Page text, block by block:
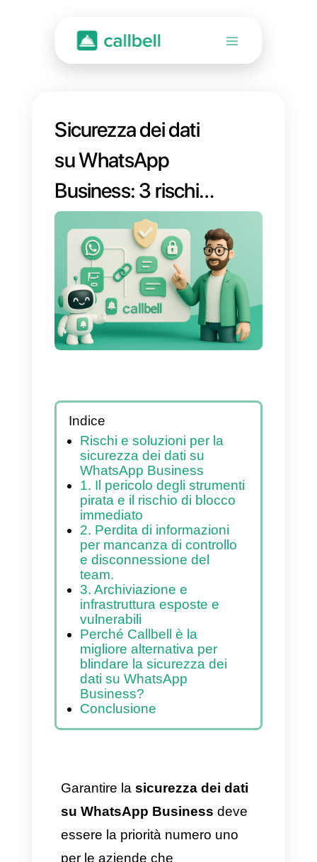
Sicurezza dei dati
su WhatsApp
Business: 3 rischi
da considerare
prima di scegliere la
tua piattaforma
Indice
Rischi e soluzioni per la
sicurezza dei dati su
WhatsApp Business
1. Il pericolo degli strumenti
pirata e il rischio di blocco
immediato
2. Perdita di informazioni
per mancanza di controllo
e disconnessione del
team.
3. Archiviazione e
Perché Callbell è la
migliore alternativa per
blindare la sicurezza dei
dati su WhatsApp
Business?